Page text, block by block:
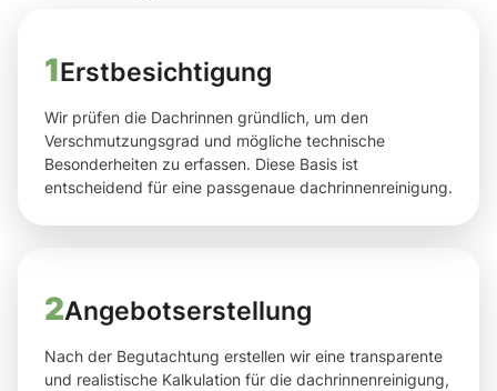
1Erstbesichtigung
Wir prüfen die Dachrinnen gründlich, um den
Verschmutzungsgrad und mögliche technische
Besonderheiten zu erfassen. Diese Basis ist
entscheidend für eine passgenaue dachrinnenreinigung.
2Angebotserstellung
Nach der Begutachtung erstellen wir eine transparente
und realistische Kalkulation für die dachrinnenreinigung,